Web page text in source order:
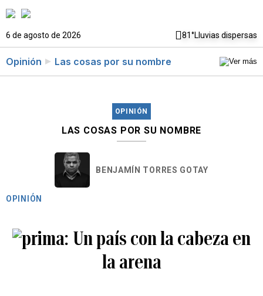
6 de agosto de 2026 81°Lluvias dispersas
Opinión Las cosas por su nombre
OPINIÓN
LAS COSAS POR SU NOMBRE
BENJAMÍN TORRES GOTAY
OPINIÓN
Un país con la cabeza en
la arena